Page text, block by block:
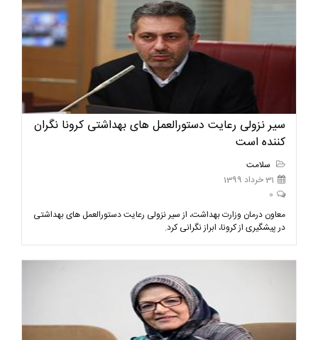
سیر نزولی رعایت دستورالعمل های بهداشتی کرونا نگران
کننده است
سلامت
31 خرداد 1399
0
معاون درمان وزارت بهداشت، از سیر نزولی رعایت دستورالعمل های بهداشتی
در پیشگیری از کرونا، ابراز نگرانی کرد.